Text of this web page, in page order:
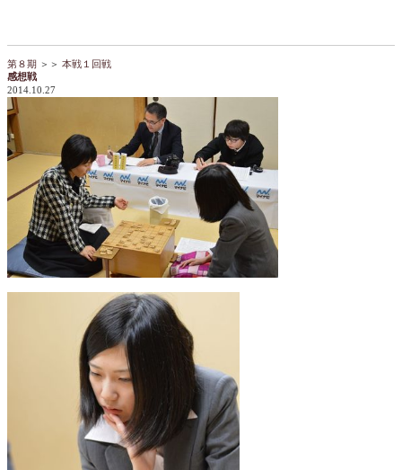
第８期 ＞＞ 本戦１回戦
感想戦
2014.10.27